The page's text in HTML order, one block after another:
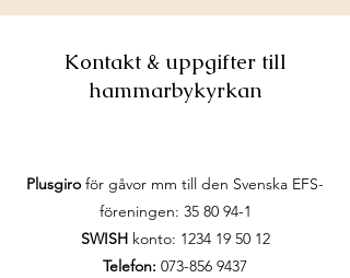
Kontakt & uppgifter till
hammarbykyrkan
Plusgiro för gåvor mm till den Svenska EFS-
föreningen: 35 80 94-1
SWISHkonto: 1234 19 50 12
Telefon: 073-856 9437